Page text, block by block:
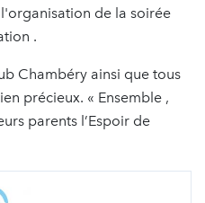
de la soirée
.
Chambéry ainsi que tous
précieux. « Ensemble ,
parents l’Espoir de